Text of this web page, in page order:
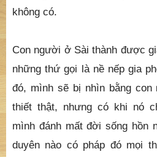
không có.
Con người ở Sài thành được
những thứ gọi là nề nếp gia
đó, mình sẽ bị nhìn bằng
thiết thật, nhưng có khi nó
mình đánh mất đời sống hồn
duyên nào có pháp đó mọi